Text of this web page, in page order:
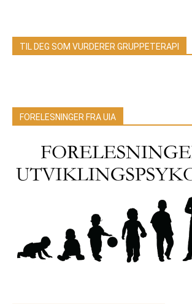
TIL DEG SOM VURDERER GRUPPETERAPI
FORELESNINGER FRA UIA